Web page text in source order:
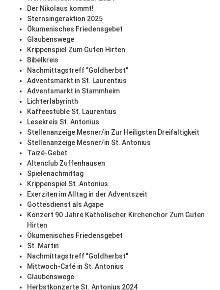
Der Nikolaus kommt!
Sternsingeraktion 2025
Ökumenisches Friedensgebet
Glaubenswege
Krippenspiel Zum Guten Hirten
Bibelkreis
Nachmittagstreff "Goldherbst"
Adventsmarkt in St. Laurentius
Adventsmarkt in Stammheim
Lichterlabyrinth
Kaffeestüble St. Laurentius
Lesekreis St. Antonius
Stellenanzeige Mesner/in Zur Heiligsten Dreifaltigkeit
Stellenanzeige Mesner/in St. Antonius
Taizé-Gebet
Altenclub Zuffenhausen
Spielenachmittag
Krippenspiel St. Antonius
Exerziten im Alltag in der Adventszeit
Gottesdienst als Agape
Konzert 90 Jahre Katholischer Kirchenchor Zum Guten
Hirten
Ökumenisches Friedensgebet
St. Martin
Nachmittagstreff "Goldherbst"
Mittwoch-Café in St. Antonius
Glaubenswege
Herbstkonzerte St. Antonius 2024